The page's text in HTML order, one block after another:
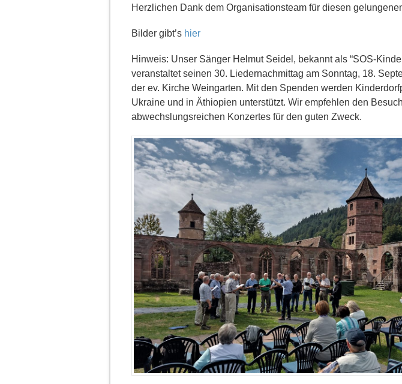
Herzlichen Dank dem Organisationsteam für diesen
Bilder gibt’s hier
Hinweis: Unser Sänger Helmut Seidel, bekannt als “SOS-
veranstaltet seinen 30. Liedernachmittag am Sonntag, 18.
der ev. Kirche Weingarten. Mit den Spenden werden
Ukraine und in Äthiopien unterstützt. Wir empfehlen den
abwechslungsreichen Konzertes für den guten Zweck.